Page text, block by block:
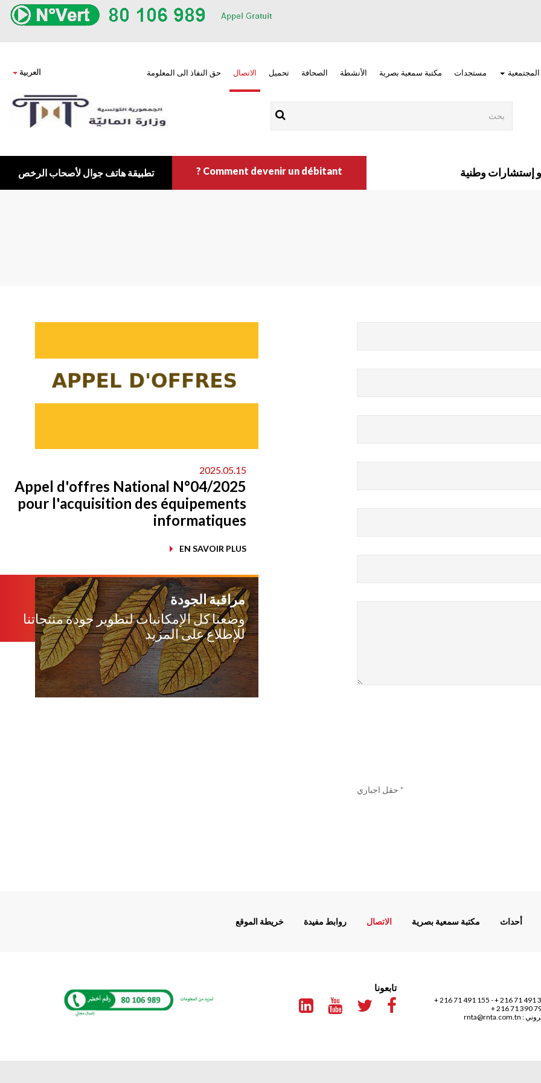
العربية المجتمعية مستجدات مكتبة سمعية بصرية الأنشطة الصحافة تحميل الاتصال حق النفاذ الى المعلومة
وطنية Comment devenir un débitant ? تطبيقة هاتف جوال لأصحاب الرخص
* حقل اجباري
2025.05.15
Appel d'offres National N°04/2025
pour l'acquisition des équipements
informatiques
EN SAVOIR PLUS
مراقبة الجودة
وضعنا كل الإمكانيات لتطوير جودة منتجاتنا
للإطلاع على المزيد
أحداث مكتبة سمعية بصرية الاتصال روابط مفيدة خريطة الموقع
-
155 491 71 216 +
:
rnta@rnta.com.tn
تابعونا